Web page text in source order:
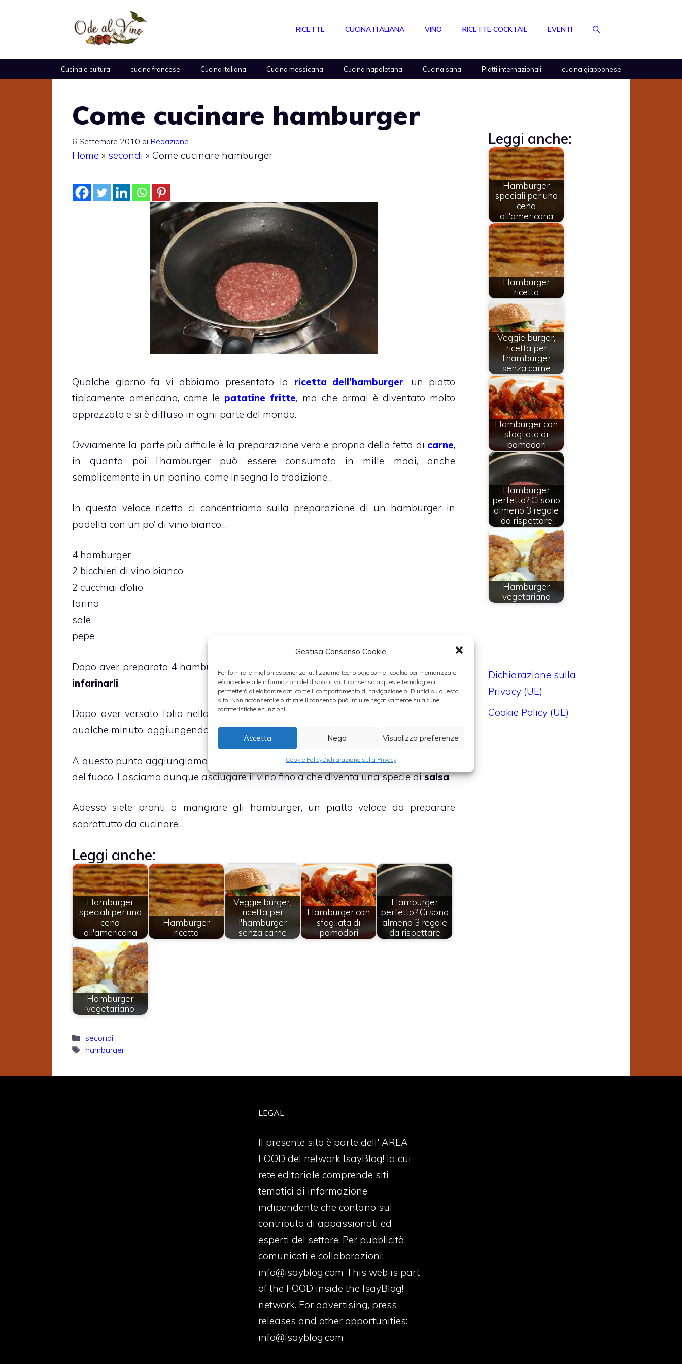
Gestisci Consenso Cookie
Per fornire le migliori esperienze, utilizziamo tecnologie come i cookie per memorizzare
e/o accedere alle informazioni del dispositivo. Il consenso a queste tecnologie ci
permetterà di elaborare dati come il comportamento di navigazione o ID unici su questo
sito. Non acconsentire o ritirare il consenso può influire negativamente su alcune
caratteristiche e funzioni.
Accetta Nega Visualizza preferenze
Cookie PolicyDichiarazione sulla Privacy
RICETTE CUCINA ITALIANA VINO RICETTE COCKTAIL EVENTI
Cucina e cultura cucina francese Cucina italiana Cucina messicana Cucina napoletana Cucina sana Piatti internazionali cucina giapponese
Come cucinare hamburger
6 Settembre 2010 di Redazione
Home » secondi » Come cucinare hamburger
Qualche giorno fa vi abbiamo presentato la ricetta dell’hamburger, un piatto
tipicamente americano, come le patatine fritte, ma che ormai è diventato molto
apprezzato e si è diffuso in ogni parte del mondo.
Ovviamente la parte più difficile è la preparazione vera e propria della fetta di carne,
in quanto poi l’hamburger può essere consumato in mille modi, anche
semplicemente in un panino, come insegna la tradizione…
In questa veloce ricetta ci concentriamo sulla preparazione di un hamburger in
padella con un po’ di vino bianco…
4 hamburger
2 bicchieri di vino bianco
2 cucchiai d’olio
farina
sale
pepe
Dopo aver preparato 4 hamburger seguendo la nostra ricetta classica, andiamo ad
infarinarli.
Dopo aver versato l’olio nella padella li lasciamo cuocere su tutti e due i lati per
qualche minuto, aggiungendo ovviamente il sale.
A questo punto aggiungiamo il
, e nello stesso momento abbassiamo l’intensità
del fuoco. Lasciamo dunque asciugare il vino fino a che diventa una specie disalsa.
Adesso siete pronti a mangiare gli hamburger, un piatto veloce da preparare
soprattutto da cucinare…
Leggi anche:
Hamburger
speciali per una
cena
all'americana
Hamburger
ricetta
Veggie burger,
ricetta per
l'hamburger
senza carne
Hamburger con
sfogliata di
pomodori
Hamburger
perfetto? Ci sono
almeno 3 regole
da rispettare
Hamburger
vegetariano
Categorie
secondi
Tag
hamburger
Leggi anche:
Hamburger
speciali per una
cena
all'americana
Hamburger
ricetta
Veggie burger,
ricetta per
l'hamburger
senza carne
Hamburger con
sfogliata di
pomodori
Hamburger
perfetto? Ci sono
almeno 3 regole
da rispettare
Hamburger
vegetariano
Dichiarazione sulla
Privacy (UE)
Cookie Policy (UE)
LEGAL
Il presente sito è parte dell' AREA
FOOD del network IsayBlog! la cui
rete editoriale comprende siti
tematici di informazione
indipendente che contano sul
contributo di appassionati ed
esperti del settore. Per pubblicità,
comunicati e collaborazioni:
info@isayblog.com This web is part
of the FOOD inside the IsayBlog!
network. For advertising, press
releases and other opportunities:
info@isayblog.com